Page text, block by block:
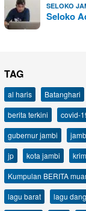
SELOKO
Seloko
TAG
al haris Batanghari
berita terkini
covid-
gubernur jambi
jp
kota jambi
Kumpulan BERITA
lagu barat
lagu